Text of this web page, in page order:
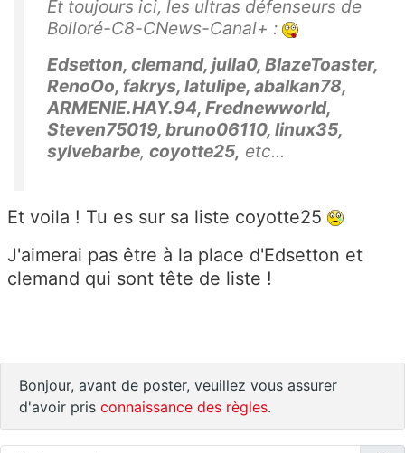
Et toujours ici, les ultras défenseurs de
Bolloré-C8-CNews-Canal+ :
Edsetton, clemand, julla0, BlazeToaster,
RenoOo, fakrys, latulipe, abalkan78,
ARMENIE.HAY.94, Frednewworld,
Steven75019, bruno06110, linux35,
sylvebarbe, coyotte25, etc...
Et voila ! Tu es sur sa liste coyotte25
J'aimerai pas être à la place d'Edsetton et
clemand qui sont tête de liste !
Bonjour, avant de poster, veuillez vous assurer
d'avoir pris connaissance des règles.